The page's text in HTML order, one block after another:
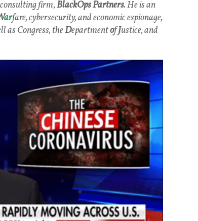
firm,BlackOpsPartners. He is an
arfare, cybersecurity, and economic espionage,
as Congress, theDepartmentofJustice, and